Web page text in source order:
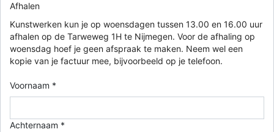
Afhalen
Kunstwerken kun je op woensdagen tussen 13.00 en 16.00 uur
afhalen op de Tarweweg 1H te Nijmegen. Voor de afhaling op
woensdag hoef je geen afspraak te maken. Neem wel een
kopie van je factuur mee, bijvoorbeeld op je telefoon.
Voornaam *
Achternaam *